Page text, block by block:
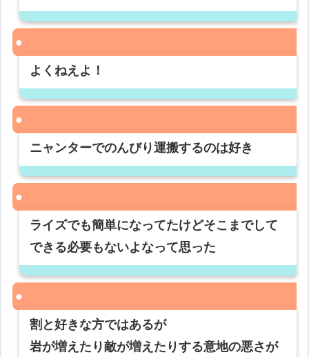
よくねえよ！
ニャンターでのんびり運搬するのは好き
ライズでも簡単になってたけどそこまでして
できる必要もないよなって思った
割と好きな方ではあるが
岩が増えたり敵が増えたりする意地の悪さが